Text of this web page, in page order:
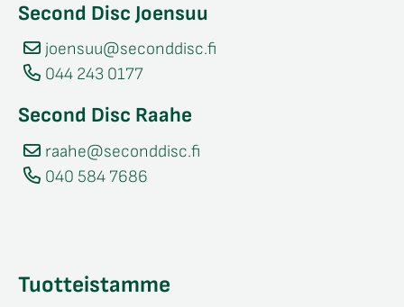
Second Disc Joensuu
joensuu@seconddisc.fi
044 243 0177
Second Disc Raahe
raahe@seconddisc.fi
040 584 7686
Tuotteistamme